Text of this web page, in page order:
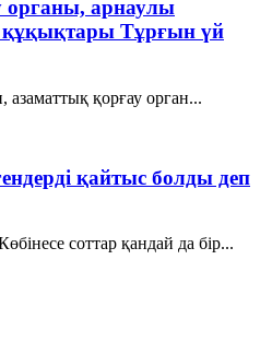
органы, арнаулы
құқықтары Тұрғын үй
қорғау орган...
қайтыс болды деп
соттар қандай да бір...